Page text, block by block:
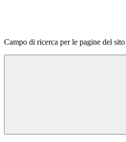
Campo di ricerca per le pagine del sito